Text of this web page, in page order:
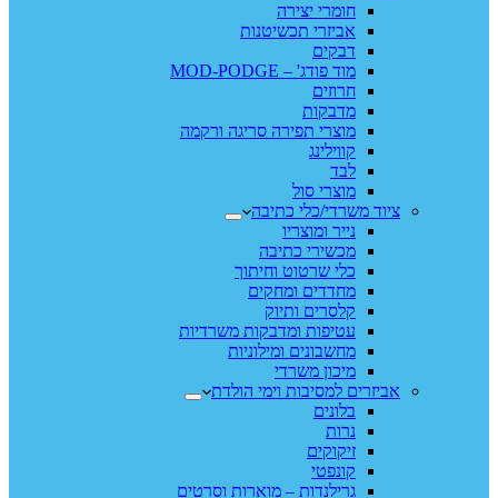
חומרי יצירה
אביזרי תכשיטנות
דבקים
מוד פודג' – MOD-PODGE
חרוזים
מדבקות
מוצרי תפירה סריגה ורקמה
קווילינג
לבד
מוצרי סול
ציוד משרדי/כלי כתיבה
נייר ומוצריו
מכשירי כתיבה
כלי שרטוט וחיתוך
מחדדים ומחקים
קלסרים ותיוק
עטיפות ומדבקות משרדיות
מחשבונים ומילוניות
מיכון משרדי
אביזרים למסיבות וימי הולדת
בלונים
נרות
זיקוקים
קונפטי
גרילנדות – מוארות וסרטים